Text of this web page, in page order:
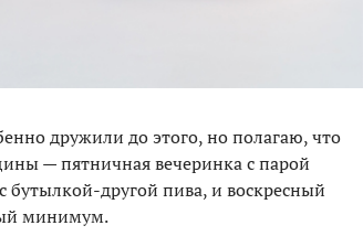
дружили до этого, но полагаю, что
— пятничная вечеринка с парой
бутылкой-другой пива, и воскресный
минимум.